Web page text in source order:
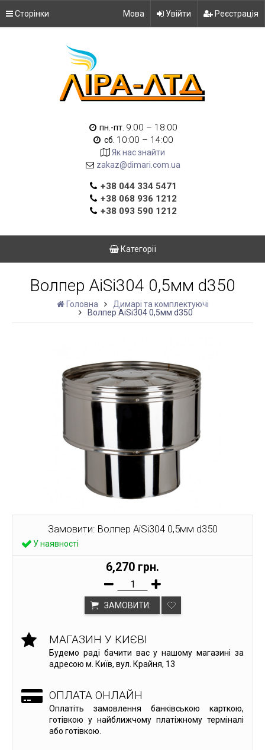
Сторінки Мова Увійти Реєстрація
пн.-пт. 9:00 – 18:00
сб. 10:00 – 14:00
Як нас знайти
zakaz@dimari.com.ua
+38 044 334 5471
+38 068 936 1212
+38 093 590 1212
Категорії
Волпер AiSi304 0,5мм d350
Головна
Димарі та комплектуючі
Волпер AiSi304 0,5мм d350
Замовити: Волпер AiSi304 0,5мм d350
У наявності
6,270 грн.
ЗАМОВИТИ:
МАГАЗИН У КИЄВІ
Будемо раді бачити вас у нашому магазині за
адресою м. Київ, вул. Крайня, 13
ОПЛАТА ОНЛАЙН
Оплатіть замовлення банківською карткою,
готівкою у найближчому платіжному терміналі
або готівкою.